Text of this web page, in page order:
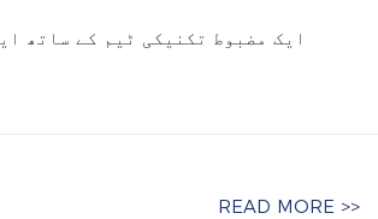
READ MORE >>